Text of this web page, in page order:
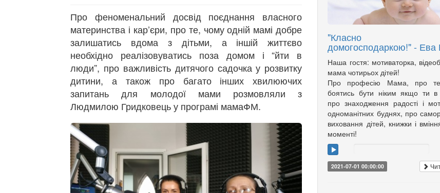
Про феноменальний досвід поєднання власного
материнства і кар’єри, про те, чому одній мамі добре
залишатись вдома з дітьми, а іншій життєво
необхідно реалізовуватись поза домом і “йти в
люди”, про важливість дитячого садочка у розвитку
дитини, а також про багато інших хвилюючих
запитань для молодої мами розмовляли з
Людмилою Гридковець у програмі мамаФМ.
"Класно
домогосподаркою!" - Ева
Наша гостя: мотиваторка,
мама чотирьох дітей!
Про професію Мама, про
боятись бути ніким якщо ти в
про знаходження радості і
одноманітних буднях, про
виховання дітей, книжки і
моменті!
2021-07-01 00:00:00